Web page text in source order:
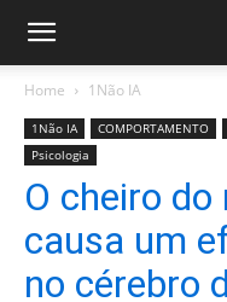
Home 1Não IA
1Não IA COMPORTAMENTO
Psicologia
O cheiro
causa um
no cérebro